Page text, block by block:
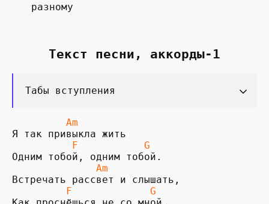
разному
Текст песни, аккорды-1
Табы вступления
         Am
          F           G
              Am
         F             G